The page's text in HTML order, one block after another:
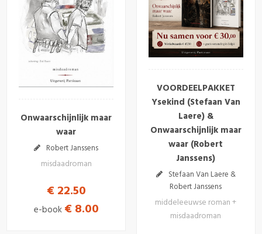
Onwaarschijnlijk maar
waar
Robert Janssens
misdaadroman
€ 22.50
e-book € 8.00
VOORDEELPAKKET
Ysekind (Stefaan Van
Laere) &
Onwaarschijnlijk maar
waar (Robert
Janssens)
Stefaan Van Laere &
Robert Janssens
middeleeuwse roman +
misdaadroman